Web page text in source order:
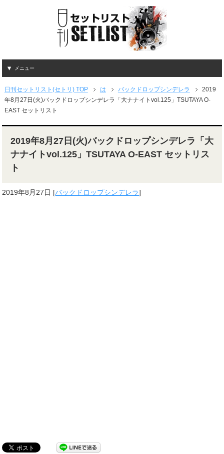
メニュー
日刊セットリスト(セトリ) TOP は バックドロップシンデレラ
2019
年8月27日(火)バックドロップシンデレラ「大ナナイトvol.125」TSUTAYA O-
EAST セットリスト
2019年8月27日(火)バックドロップシンデレラ「大
ナナイトvol.125」TSUTAYA O-EAST セットリス
ト
2019年8月27日 [バックドロップシンデレラ]